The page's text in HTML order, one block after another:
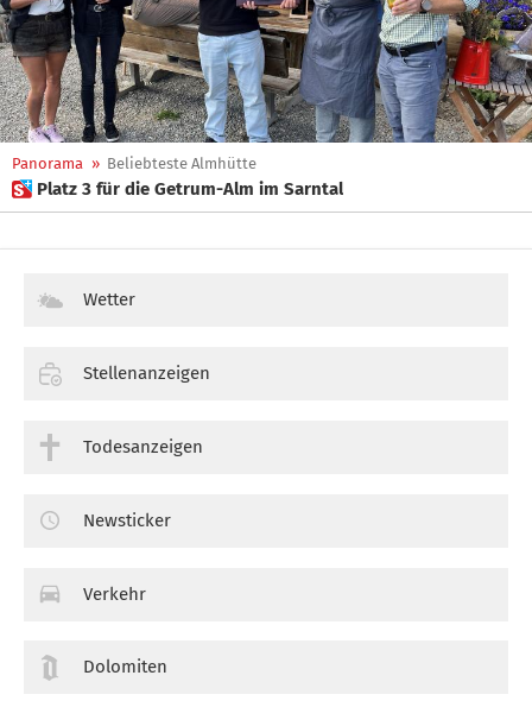
Panorama » Beliebteste Almhütte
 Platz 3 für die Getrum-Alm im Sarntal
Wetter
Stellenanzeigen
Todesanzeigen
Newsticker
Verkehr
Dolomiten